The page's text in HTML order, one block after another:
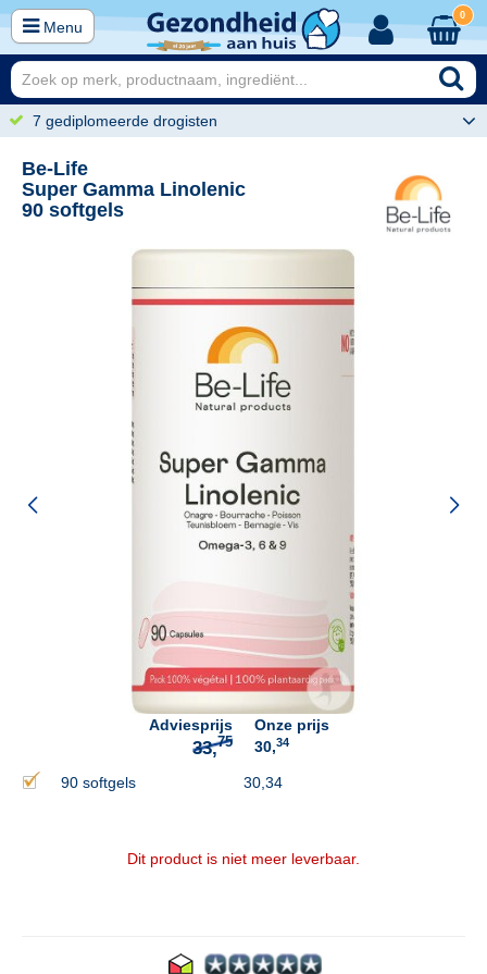
Menu
0
7 gediplomeerde drogisten
Be-Life
Super Gamma Linolenic
90 softgels
Adviesprijs
33,
Onze prijs
30,34
90 softgels 30,34
Dit product is niet meer leverbaar.